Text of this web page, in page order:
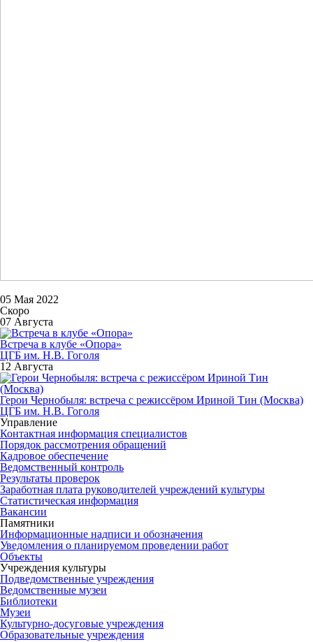
05 Мая 2022
Скоро
07 Августа
Встреча в клубе «Опора»
ЦГБ им. Н.В. Гоголя
12 Августа
Герои Чернобыля: встреча с режиссёром Ириной Тин (Москва)
ЦГБ им. Н.В. Гоголя
Управление
Контактная информация специалистов
Порядок рассмотрения обращений
Кадровое обеспечение
Ведомственный контроль
Результаты проверок
Заработная плата руководителей учреждений культуры
Статистическая информация
Вакансии
Памятники
Информационные надписи и обозначения
Уведомления о планируемом проведении работ
Объекты
Учреждения культуры
Подведомственные учреждения
Ведомственные музеи
Библиотеки
Музеи
Культурно-досуговые учреждения
Образовательные учреждения